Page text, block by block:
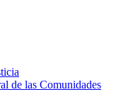
de las Comunidades